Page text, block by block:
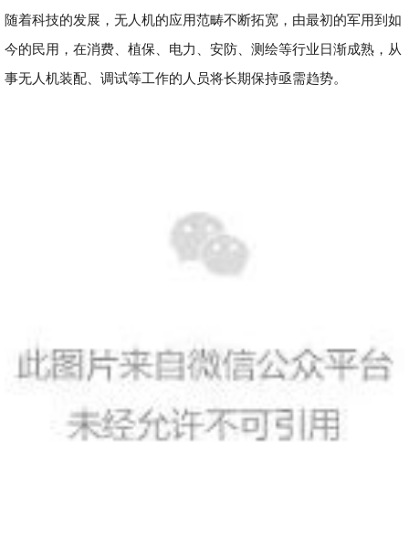
随着科技的发展，无人机的应用范畴不断拓宽，由最初的军用到如
今的民用，在消费、植保、电力、安防、测绘等行业日渐成熟，从
事无人机装配、调试等工作的人员将长期保持亟需趋势。